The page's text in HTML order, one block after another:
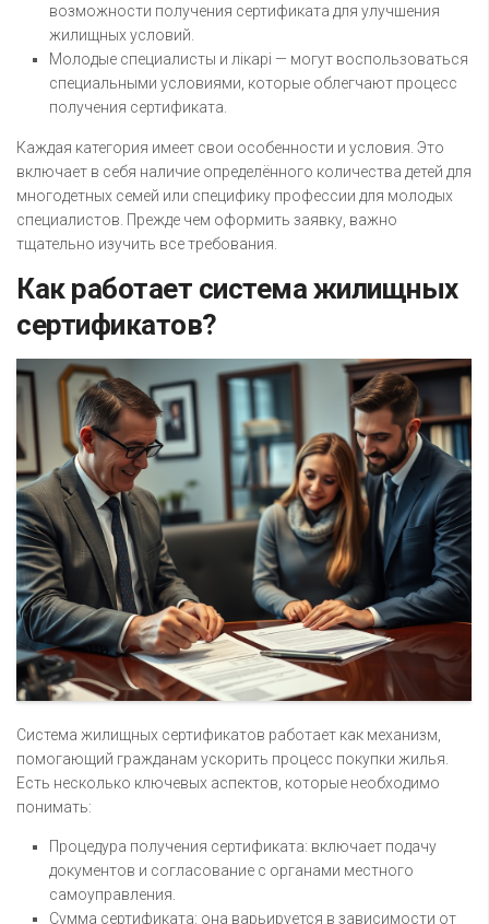
возможности получения сертификата для улучшения
жилищных условий.
Молодые специалисты и лікарі — могут воспользоваться
специальными условиями, которые облегчают процесс
получения сертификата.
Каждая категория имеет свои особенности и условия. Это
включает в себя наличие определённого количества детей для
многодетных семей или специфику профессии для молодых
специалистов. Прежде чем оформить заявку, важно
тщательно изучить все требования.
Как работает система жилищных
сертификатов?
Система жилищных сертификатов работает как механизм,
помогающий гражданам ускорить процесс покупки жилья.
Есть несколько ключевых аспектов, которые необходимо
понимать:
Процедура получения сертификата: включает подачу
документов и согласование с органами местного
самоуправления.
Сумма сертификата: она варьируется в зависимости от